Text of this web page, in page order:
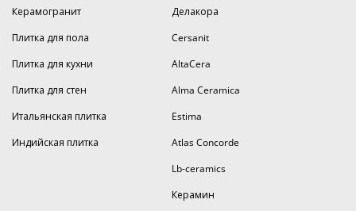
Керамогранит
Плитка для пола
Плитка для кухни
Плитка для стен
Итальянская плитка
Индийская плитка
Делакора
Cersanit
AltaCera
Alma Ceramica
Estima
Atlas Concorde
Lb-ceramics
Керамин